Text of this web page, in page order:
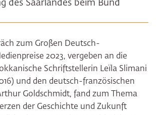
des Saarlandes beim Bund
zum Großen Deutsch-
2023, vergeben an die
Schriftstellerin Leïla Slimani
und den deutsch-französischen
Goldschmidt, fand zum Thema
der Geschichte und Zukunft